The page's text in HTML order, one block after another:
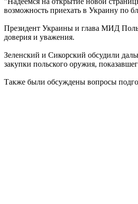
возможность приехать в Украину по
Президент Украины и глава МИД
доверия и уважения.
Зеленский и Сикорский обсудили
закупки польского оружия,
Также были обсуждены вопросы